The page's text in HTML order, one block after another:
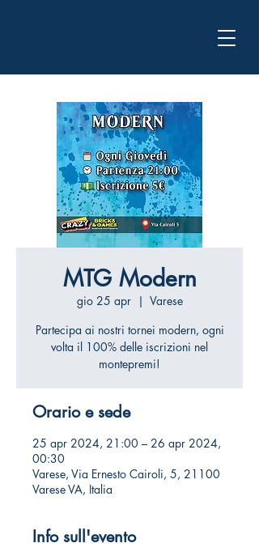
MTG Modern
gio 25 apr
  |
Varese
Partecipa ai nostri tornei modern, ogni
volta il 100% delle iscrizioni nel
montepremi!
Orario e sede
25 apr 2024, 21:00 – 26 apr 2024,
00:30
Varese, Via Ernesto Cairoli, 5, 21100
Varese VA, Italia
Info sull'evento